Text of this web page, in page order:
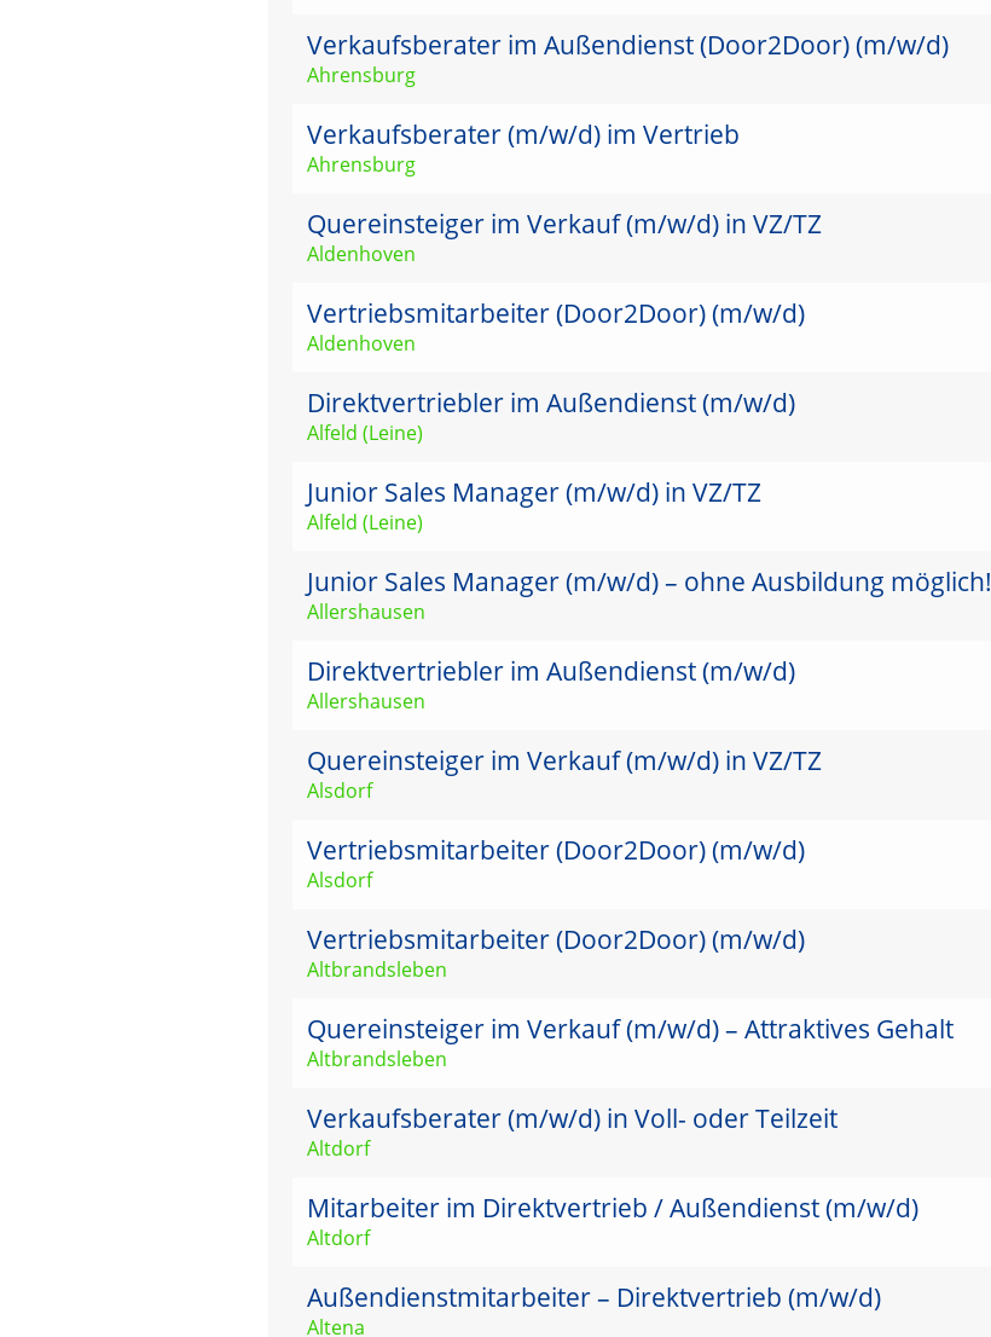
Verkaufsberater im Außendienst (Door2Door) (m/w/d)
Ahrensburg
Verkaufsberater (m/w/d) im Vertrieb
Ahrensburg
Quereinsteiger im Verkauf (m/w/d) in VZ/TZ
Aldenhoven
Vertriebsmitarbeiter (Door2Door) (m/w/d)
Aldenhoven
Direktvertriebler im Außendienst (m/w/d)
Alfeld (Leine)
Junior Sales Manager (m/w/d) in VZ/TZ
Alfeld (Leine)
Junior Sales Manager (m/w/d) – ohne Ausbildung möglich!
Allershausen
Direktvertriebler im Außendienst (m/w/d)
Allershausen
Quereinsteiger im Verkauf (m/w/d) in VZ/TZ
Alsdorf
Vertriebsmitarbeiter (Door2Door) (m/w/d)
Alsdorf
Vertriebsmitarbeiter (Door2Door) (m/w/d)
Altbrandsleben
Quereinsteiger im Verkauf (m/w/d) – Attraktives Gehalt
Altbrandsleben
Verkaufsberater (m/w/d) in Voll- oder Teilzeit
Altdorf
Mitarbeiter im Direktvertrieb / Außendienst (m/w/d)
Altdorf
Außendienstmitarbeiter – Direktvertrieb (m/w/d)
Altena